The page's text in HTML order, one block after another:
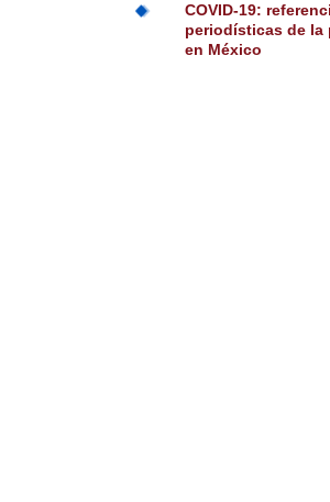
COVID-19:
periodísticas de la
en México